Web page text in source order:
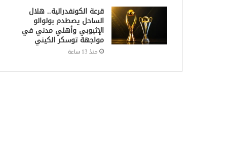
قرعة الكونفدرالية.. هلال
الساحل يصطدم بولوالو
الإثيوبي وأهلي مدني في
مواجهة توسكر الكيني
منذ 13 ساعة